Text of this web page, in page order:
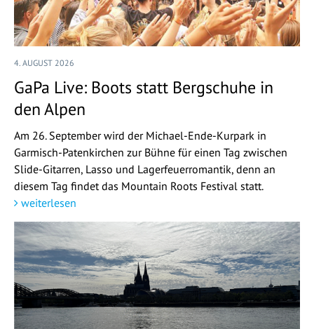
4. AUGUST 2026
GaPa Live: Boots statt Bergschuhe in
den Alpen
Am 26. September wird der Michael-Ende-Kurpark in
Garmisch-Patenkirchen zur Bühne für einen Tag zwischen
Slide-Gitarren, Lasso und Lagerfeuerromantik, denn an
diesem Tag findet das Mountain Roots Festival statt.
weiterlesen